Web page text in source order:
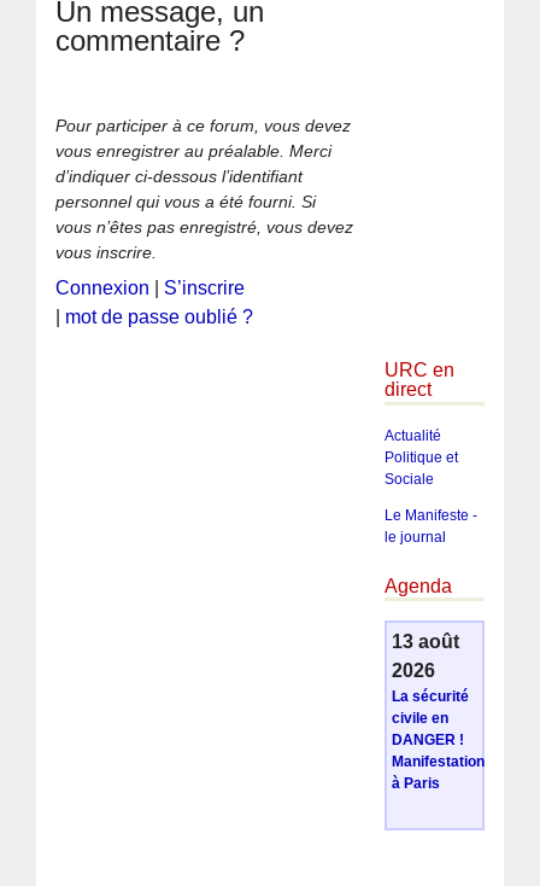
Un message, un
commentaire ?
Pour participer à ce forum, vous devez
vous enregistrer au préalable. Merci
d’indiquer ci-dessous l’identifiant
personnel qui vous a été fourni. Si
vous n’êtes pas enregistré, vous devez
vous inscrire.
Connexion
S’inscrire
mot de passe oublié ?
URC en
direct
Actualité
Politique et
Sociale
Le Manifeste -
le journal
Agenda
13 août
2026
La sécurité
civile en
DANGER !
Manifestation
à Paris